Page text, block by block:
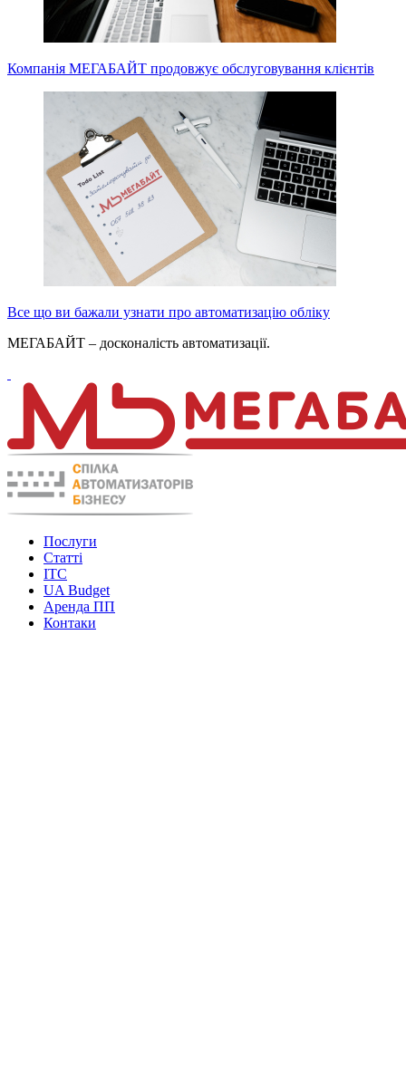
Компанія МЕГАБАЙТ продовжує обслуговування клієнтів
Все що ви бажали узнати про автоматизацію обліку
МЕГАБАЙТ – досконалість автоматизації.
Послуги
Статті
ITC
UA Budget
Аренда ПП
Контаки